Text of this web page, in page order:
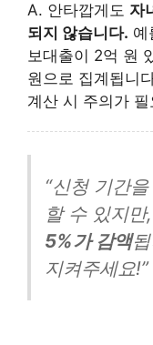
A. 안타깝게도 자
되지 않습니다. 예
보대출이 2억 원
원으로 집계됩니
계산 시 주의가
“신청 기간을
할 수 있지
5%가 감액
지켜주세요!”